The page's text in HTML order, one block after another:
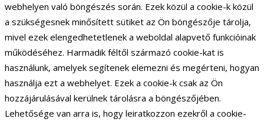
webhelyen való böngészés során. Ezek közül a cookie-k közül
a szükségesnek minősített sütiket az Ön böngészője tárolja,
mivel ezek elengedhetetlenek a weboldal alapvető funkcióinak
működéséhez. Harmadik féltől származó cookie-kat is
használunk, amelyek segítenek elemezni és megérteni, hogyan
használja ezt a webhelyet. Ezek a cookie-k csak az Ön
hozzájárulásával kerülnek tárolásra a böngészőjében.
Lehetősége van arra is, hogy leiratkozzon ezekről a cookie-